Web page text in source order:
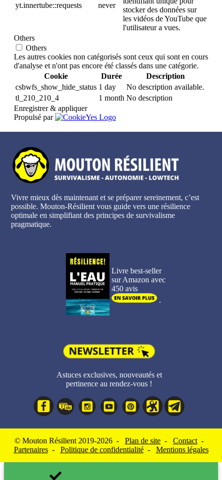
yt.innertube::requests never
stocker des données sur
les vidéos de YouTube que
l'utilisateur a vues.
Others
Others
Les autres cookies non catégorisés sont ceux qui sont en cours
d'analyse et n'ont pas encore été classés dans une catégorie.
Cookie
Durée
Description
csbwfs_show_hide_status 1 day
No description available.
tl_210_210_4
1 month No description
Enregistrer & appliquer
Propulsé par
Vivre mieux dès maintenant et se préparer sereinement, c’est
possible. Mouton-Résilient vous guide vers une résilience
optimale en simplifiant des principes de survivalisme
pragmatique.
Livre best-seller
sur Amazon avec
450 avis
.
Astuces exclusives, nouveautés et
pertinence au rendez-vous !
© Mouton Résilient 2019-2026 - Plan de site - Contact -
Partenaires- Politique de confidentialité- Mentions légales